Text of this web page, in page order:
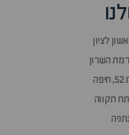
השרון